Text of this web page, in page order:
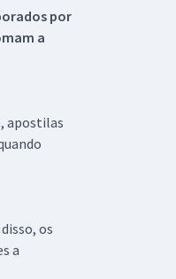
por
a
apostilas
os
a